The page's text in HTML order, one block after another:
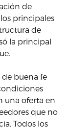
de
principales
de
la principal
de buena fe
una oferta en
que no
Todos los